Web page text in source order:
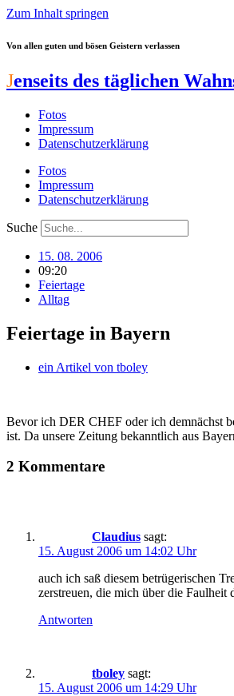
Zum Inhalt springen
Von allen guten und bösen Geistern verlassen
Jenseits des täglichen
Fotos
Impressum
Datenschutzerklärung
Fotos
Impressum
Datenschutzerklärung
Suche
15. 08. 2006
09:20
Feiertage
Alltag
Feiertage in Bayern
ein Artikel von tboley
Bevor ich DER CHEF oder ich demnächst
ist. Da unsere Zeitung bekanntlich aus
2 Kommentare
Claudius sagt:
15. August 2006 um 14:02 Uhr
auch ich saß diesem betrügerischen
zerstreuen, die mich über die
Antworten
tboley sagt:
15. August 2006 um 14:29 Uhr